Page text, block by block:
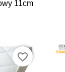
11cm
favorite_border